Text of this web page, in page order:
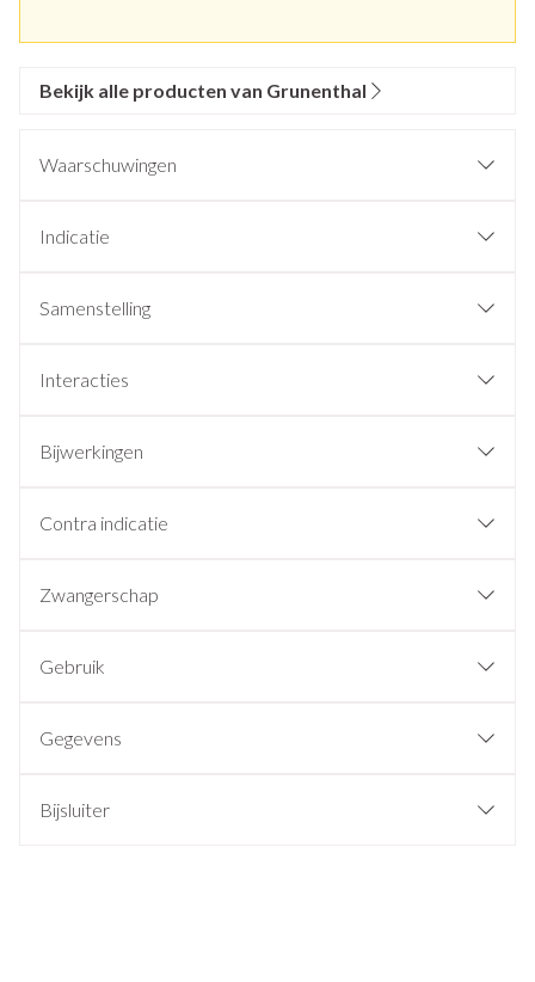
Bekijk alle producten van Grunenthal
Waarschuwingen
Indicatie
Samenstelling
Interacties
Bijwerkingen
Contra indicatie
Zwangerschap
Gebruik
Gegevens
Bijsluiter